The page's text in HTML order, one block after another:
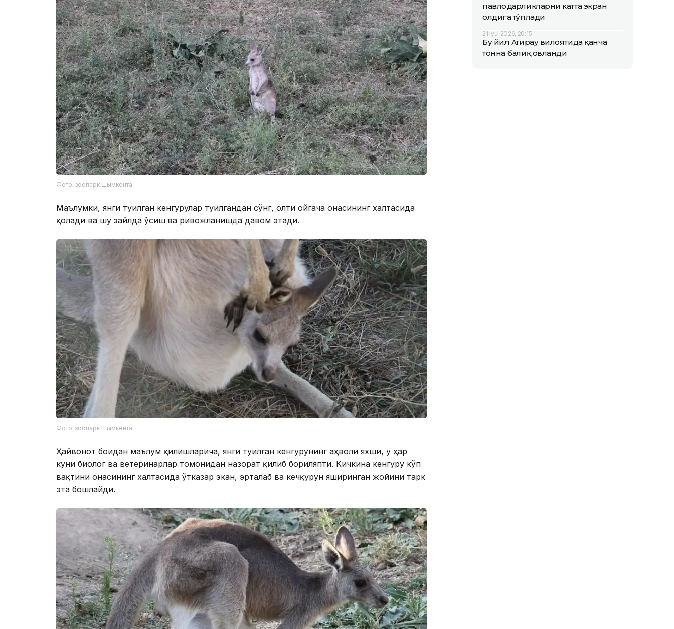
Фото: зоопарк Шымкента
Маълумки, янги туғилган кенгурулар туғилгандан сўнг, олти ойгача онасининг халтасида
қолади ва шу зайлда ўсиш ва ривожланишда давом этади.
Фото: зоопарк Шымкента
Ҳайвонот боғидан маълум қилишларича, янги туғилган кенгурунинг аҳволи яхши, у ҳар
куни биолог ва ветеринарлар томонидан назорат қилиб бориляпти. Кичкина кенгуру кўп
вақтини онасининг халтасида ўтказар экан, эрталаб ва кечқурун яширинган жойини тарк
эта бошлайди.
павлодарликларни катта экран
олдига тўплади
21 iyul 2026, 20:15
Бу йил Атирау вилоятида қанча
тонна балиқ овланди